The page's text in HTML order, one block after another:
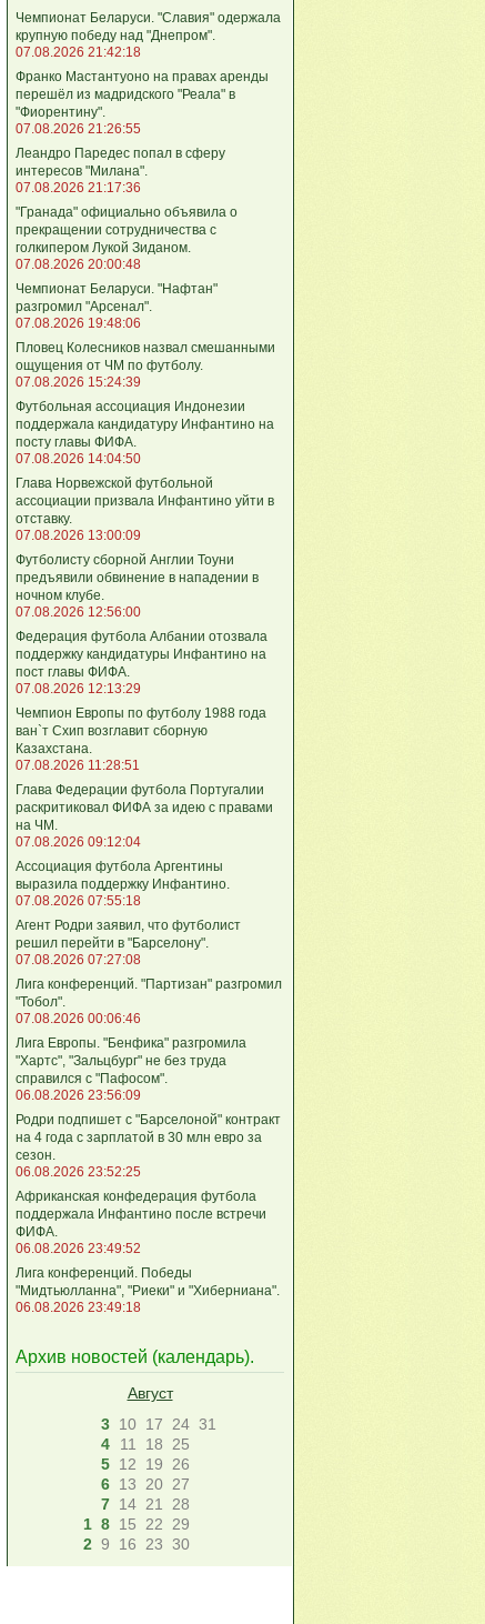
Чемпионат Беларуси. "Славия" одержала
крупную победу над "Днепром".
07.08.2026 21:42:18
Франко Мастантуоно на правах аренды
перешёл из мадридского "Реала" в
"Фиорентину".
07.08.2026 21:26:55
Леандро Паредес попал в сферу
интересов "Милана".
07.08.2026 21:17:36
"Гранада" официально объявила о
прекращении сотрудничества с
голкипером Лукой Зиданом.
07.08.2026 20:00:48
Чемпионат Беларуси. "Нафтан"
разгромил "Арсенал".
07.08.2026 19:48:06
Пловец Колесников назвал смешанными
ощущения от ЧМ по футболу.
07.08.2026 15:24:39
Футбольная ассоциация Индонезии
поддержала кандидатуру Инфантино на
посту главы ФИФА.
07.08.2026 14:04:50
Глава Норвежской футбольной
ассоциации призвала Инфантино уйти в
отставку.
07.08.2026 13:00:09
Футболисту сборной Англии Тоуни
предъявили обвинение в нападении в
ночном клубе.
07.08.2026 12:56:00
Федерация футбола Албании отозвала
поддержку кандидатуры Инфантино на
пост главы ФИФА.
07.08.2026 12:13:29
Чемпион Европы по футболу 1988 года
ван`т Схип возглавит сборную
Казахстана.
07.08.2026 11:28:51
Глава Федерации футбола Португалии
раскритиковал ФИФА за идею с правами
на ЧМ.
07.08.2026 09:12:04
Ассоциация футбола Аргентины
выразила поддержку Инфантино.
07.08.2026 07:55:18
Агент Родри заявил, что футболист
решил перейти в "Барселону".
07.08.2026 07:27:08
Лига кoнференций. "Партизан" разгромил
"Тобол".
07.08.2026 00:06:46
Лига Европы. "Бенфика" разгромила
"Хартс", "Зальцбург" не без труда
справился с "Пафосом".
06.08.2026 23:56:09
Родри подпишет с "Барселоной" контракт
на 4 года с зарплатой в 30 млн евро за
сезон.
06.08.2026 23:52:25
Африканская конфедерация футбола
поддержала Инфантино после встречи
ФИФА.
06.08.2026 23:49:52
Лига кoнференций. Победы
"Мидтьюлланна", "Риеки" и "Хиберниана".
06.08.2026 23:49:18
Архив новостей (календарь).
Август
3 10 17 24 31
4
11 18
25
5 12 19
26
6 13 20 27
7 14 21
28
1 8 15 22
29
2 9 16 23 30